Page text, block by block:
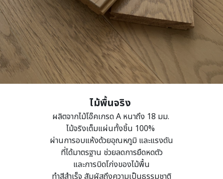
ไม้พื้นจริง
ผลิตจากไม้โอ๊คเกรด A หนาถึง 18 มม.
ไม้จริงเต็มแผ่นทั้งชิ้น 100%
ผ่านการอบแห้งด้วยอุณหภูมิ และแรงดัน
ที่ได้มาตรฐาน ช่วยลดการยืดหดตัว
และการบิดโก่งของไม้พื้น